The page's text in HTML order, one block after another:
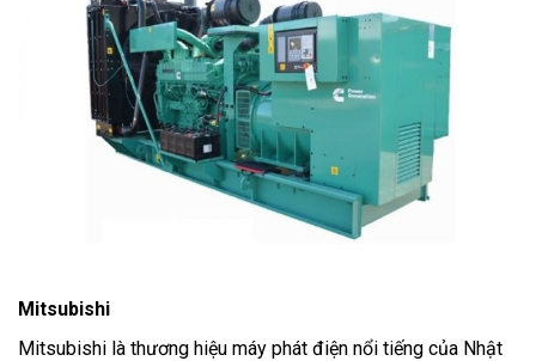
Mitsubishi
Mitsubishi là thương hiệu máy phát điện nổi tiếng của Nhật